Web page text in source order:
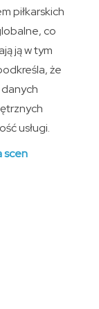
piłkarskich
co
ją w tym
że
usługi.
scen